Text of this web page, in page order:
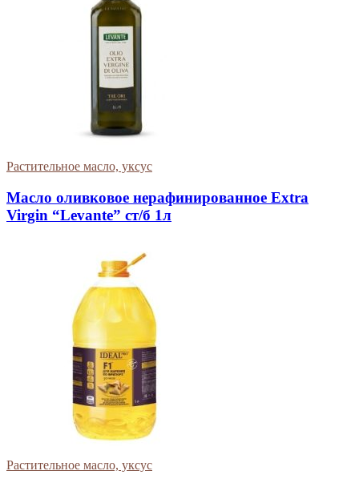
Растительное масло, уксус
Масло оливковое нерафинированное Extra
Virgin “Levante” ст/б 1л
Растительное масло, уксус